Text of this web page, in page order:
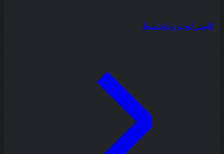
الإستراتيجية والتخطيط